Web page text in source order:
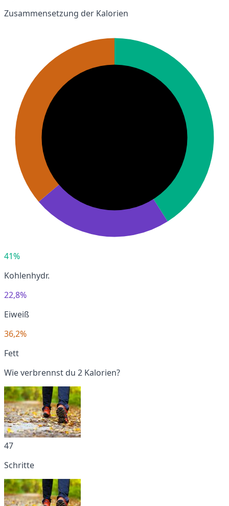
Zusammensetzung der Kalorien
41%
Kohlenhydr.
22,8%
Eiweiß
36,2%
Fett
Wie verbrennst du 2 Kalorien?
47
Schritte